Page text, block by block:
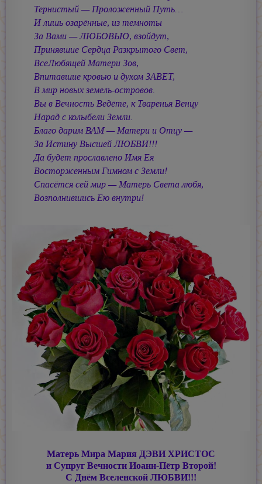
Тернистый — Проложенный Путь…
И лишь озарённые, из темноты
За Вами — ЛЮБОВЬЮ, взойдут,
Принявшие Сердца Разкрытого Свет,
ВсеЛюбящей Матери Зов,
Впитавшие кровью и духом ЗАВЕТ,
В мир новых земель-островов.
Вы в Вечность Ведёте, к Тваренья Венцу
Нарад с колыбели Земли.
Благо дарим ВАМ — Матери и Отцу —
За Истину Высшей ЛЮБВИ!!!
Да будет прославлено Имя Ея
Восторженным Гимном с Земли!
Спасётся сей мир — Матерь Света любя,
Возполнившись Ею внутри!
Матерь Мира Мария ДЭВИ ХРИСТОС
и Супруг Вечности Иоанн-Пётр Второй!
С Днём Вселенской ЛЮБВИ!!!